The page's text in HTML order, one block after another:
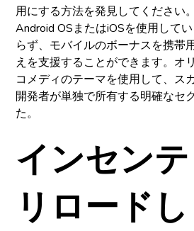
用にする方法を発見してください
Android OSまたはiOSを使用して
らず、モバイルのボーナスを携帯
えを支援することができます。オ
コメディのテーマを使用して、ス
開発者が単独で所有する明確なセ
た。
インセン
リロード